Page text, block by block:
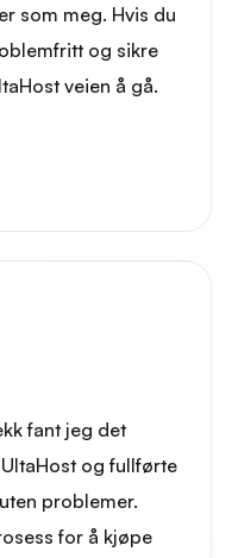
som meg. Hvis du
og sikre
veien å gå.
fant jeg det
og fullførte
problemer.
for å kjøpe